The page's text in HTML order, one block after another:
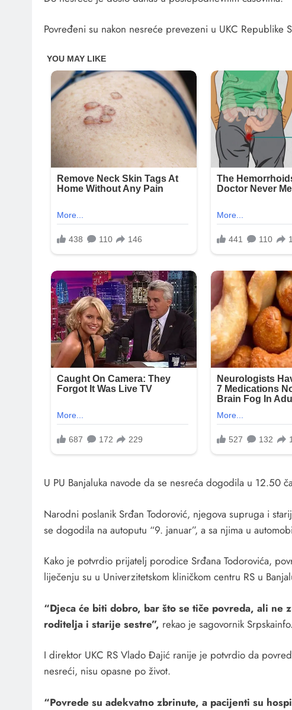
Povređeni su nakon nesreće prevezeni u UKC Republike
U PU Banjaluka navode da se nesreća dogodila u 12.50
Narodni poslanik Srđan Todorović, njegova supruga i
se dogodila na autoputu “9. januar”, a sa njima u
Kako je potvrdio prijatelj porodice Srđana Todorovića,
liječenju su u Univerzitetskom kliničkom centru RS u
“Djeca će biti dobro, bar što se tiče povreda, ali ne
roditelja i starije sestre”, rekao je sagovornik Srpskainfo.
I direktor UKC RS Vlado Đajić ranije je potvrdio da
nesreći, nisu opasne po život.
“Povrede su adekvatno zbrinute, a pacijenti su